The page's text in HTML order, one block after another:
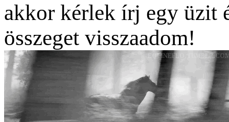
akkor kérlek írj egy üzit
összeget visszaadom!